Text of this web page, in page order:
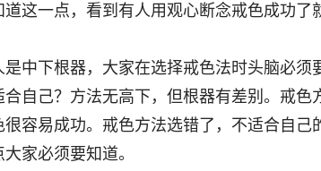
这一点，看到有人用观心断念戒色成功了
中下根器，大家在选择戒色法时头脑必须
自己？方法无高下，但根器有差别。戒色
容易成功。戒色方法选错了，不适合自己
家必须要知道。